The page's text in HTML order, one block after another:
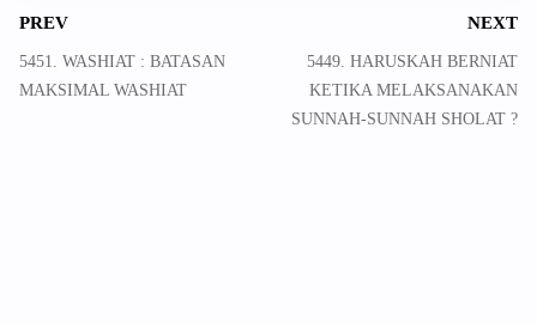
PREV
5451. WASHIAT : BATASAN
MAKSIMAL WASHIAT
NEXT
5449. HARUSKAH BERNIAT
KETIKA MELAKSANAKAN
SUNNAH-SUNNAH SHOLAT ?